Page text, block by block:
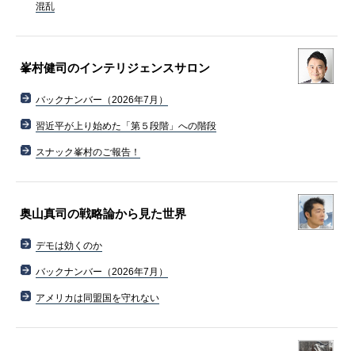
混乱
峯村健司のインテリジェンスサロン
バックナンバー（2026年7月）
習近平が上り始めた「第５段階」への階段
スナック峯村のご報告！
奥山真司の戦略論から見た世界
デモは効くのか
バックナンバー（2026年7月）
アメリカは同盟国を守れない